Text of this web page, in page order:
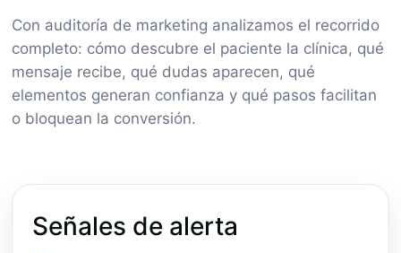
Con auditoría de marketing analizamos el recorrido
completo: cómo descubre el paciente la clínica, qué
mensaje recibe, qué dudas aparecen, qué
elementos generan confianza y qué pasos facilitan
o bloquean la conversión.
Señales de alerta